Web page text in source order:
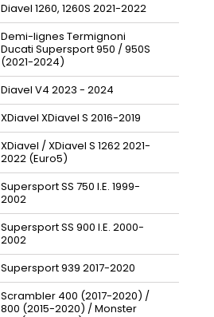
Diavel 1260, 1260S 2021-2022
Demi-lignes Termignoni
Ducati Supersport 950 / 950S
(2021-2024)
Diavel V4 2023 - 2024
XDiavel XDiavel S 2016-2019
XDiavel / XDiavel S 1262 2021-
2022 (Euro5)
Supersport SS 750 I.E. 1999-
2002
Supersport SS 900 I.E. 2000-
2002
Supersport 939 2017-2020
Scrambler 400 (2017-2020) /
800 (2015-2020) / Monster